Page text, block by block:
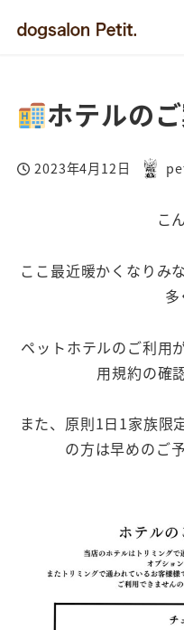
ホテルの
投稿日
2023年4月12日
著
こ
ここ最近暖かくなりみ
多
ペットホテルのご利用
用規約の確
また、原則1日1家族限
の方は早めのご